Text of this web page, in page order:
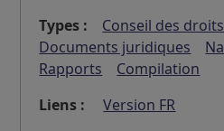
Types :
Conseil des
Documents juridiques
Rapports
Compilation
Liens :
Version FR